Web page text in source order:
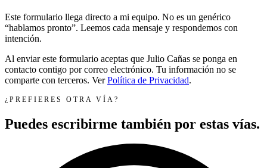
Este formulario llega directo a mi equipo. No es un genérico
“hablamos pronto”. Leemos cada mensaje y respondemos con
intención.
Al enviar este formulario aceptas que Julio Cañas se ponga en
contacto contigo por correo electrónico. Tu información no se
comparte con terceros. VerPolítica de Privacidad.
¿PREFIERES OTRA VÍA?
Puedes escribirme también por estas vías.